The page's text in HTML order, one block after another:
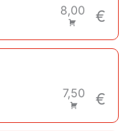
8,00 €
7,50 €